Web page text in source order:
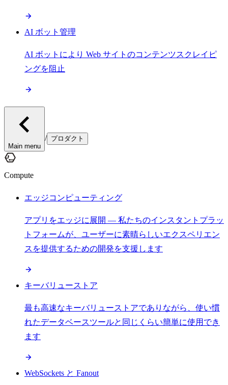
AI ボット管理
AI ボットにより Web サイトのコンテンツスクレイピ
ングを阻止
Main menu
/ プロダクト
Compute
エッジコンピューティング
アプリをエッジに展開 — 私たちのインスタントプラッ
トフォームが、ユーザーに素晴らしいエクスペリエン
スを提供するための開発を支援します
キーバリューストア
最も高速なキーバリューストアでありながら、使い慣
れたデータベースツールと同じくらい簡単に使用でき
ます
WebSockets と Fanout